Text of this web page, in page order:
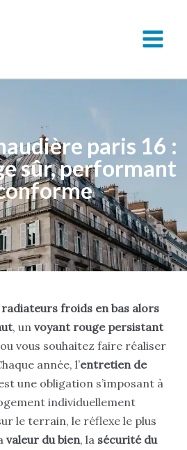
MAIN
paris 16 :
sûr, performant
radiateurs froids en bas alors
, un voyant rouge persistant
vous souhaitez faire réaliser
année, l’entretien de
une obligation s’imposant à
individuellement
le terrain, le réflexe le plus
valeur du bien, la sécurité du